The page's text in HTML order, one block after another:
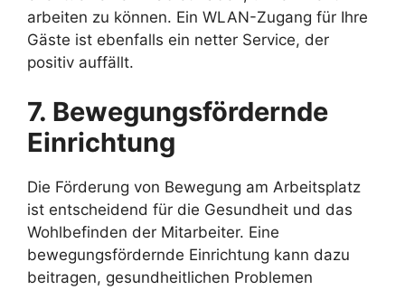
arbeiten zu können. Ein WLAN-Zugang für Ihre
Gäste ist ebenfalls ein netter Service, der
positiv auffällt.
7. Bewegungsfördernde
Einrichtung
Die Förderung von Bewegung am Arbeitsplatz
ist entscheidend für die Gesundheit und das
Wohlbefinden der Mitarbeiter. Eine
bewegungsfördernde Einrichtung kann dazu
beitragen, gesundheitlichen Problemen